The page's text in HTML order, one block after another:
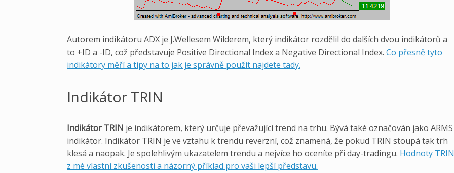
Autorem indikátoru ADX je J.Wellesem Wilderem, který indikátor rozdělil do dalších dvou indikátorů a
to +ID a -ID, což představuje Positive Directional Index a Negative Directional Index. Co přesně tyto
indikátory měří a tipy na to jak je správně použít najdete tady.
Indikátor TRIN
Indikátor TRIN je indikátorem, který určuje převažující trend na trhu. Bývá také označován jako ARMS
indikátor. Indikátor TRIN je ve vztahu k trendu reverzní, což znamená, že pokud TRIN stoupá tak trh
klesá a naopak. Je spolehlivým ukazatelem trendu a nejvíce ho oceníte při day-tradingu. Hodnoty TRIN
z mé vlastní zkušenosti a názorný příklad pro vaši lepší představu.